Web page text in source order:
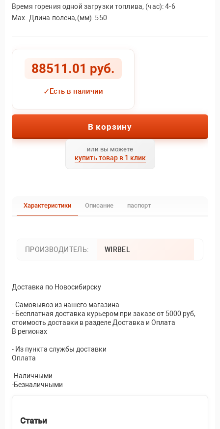
Время горения одной загрузки топлива, (час): 4-6
Max. Длина полена,(мм): 550
88511.01 руб.
✓Есть в наличии
В корзину
или вы можете
купить товар в 1 клик
Характеристики Описание паспорт
ПРОИЗВОДИТЕЛЬ: WIRBEL
Доставка по Новосибирску
- Самовывоз из нашего магазина
- Бесплатная доставка курьером при заказе от 5000 руб,
стоимость доставки в разделе Доставка и Оплата
В регионах
- Из пункта службы доставки
Оплата
-Наличными
-Безналичными
Статьи